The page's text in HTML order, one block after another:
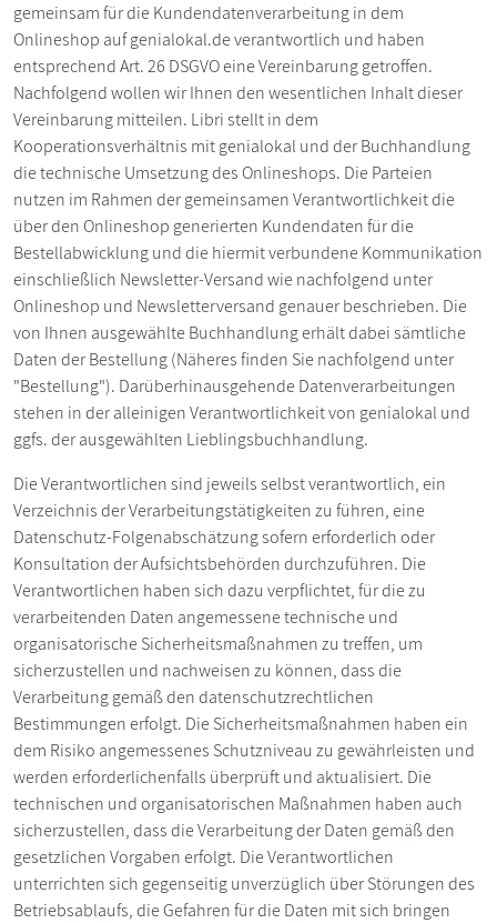
gemeinsam für die Kundendatenverarbeitung in dem
Onlineshop auf genialokal.de verantwortlich und haben
entsprechend Art. 26 DSGVO eine Vereinbarung getroffen.
Nachfolgend wollen wir Ihnen den wesentlichen Inhalt dieser
Vereinbarung mitteilen. Libri stellt in dem
Kooperationsverhältnis mit genialokal und der Buchhandlung
die technische Umsetzung des Onlineshops. Die Parteien
nutzen im Rahmen der gemeinsamen Verantwortlichkeit die
über den Onlineshop generierten Kundendaten für die
Bestellabwicklung und die hiermit verbundene Kommunikation
einschließlich Newsletter-Versand wie nachfolgend unter
Onlineshop und Newsletterversand genauer beschrieben. Die
von Ihnen ausgewählte Buchhandlung erhält dabei sämtliche
Daten der Bestellung (Näheres finden Sie nachfolgend unter
"Bestellung"). Darüberhinausgehende Datenverarbeitungen
stehen in der alleinigen Verantwortlichkeit von genialokal und
ggfs. der ausgewählten Lieblingsbuchhandlung.
Die Verantwortlichen sind jeweils selbst verantwortlich, ein
Verzeichnis der Verarbeitungstätigkeiten zu führen, eine
Datenschutz-Folgenabschätzung sofern erforderlich oder
Konsultation der Aufsichtsbehörden durchzuführen. Die
Verantwortlichen haben sich dazu verpflichtet, für die zu
verarbeitenden Daten angemessene technische und
organisatorische Sicherheitsmaßnahmen zu treffen, um
sicherzustellen und nachweisen zu können, dass die
Verarbeitung gemäß den datenschutzrechtlichen
Bestimmungen erfolgt. Die Sicherheitsmaßnahmen haben ein
dem Risiko angemessenes Schutzniveau zu gewährleisten und
werden erforderlichenfalls überprüft und aktualisiert. Die
technischen und organisatorischen Maßnahmen haben auch
sicherzustellen, dass die Verarbeitung der Daten gemäß den
gesetzlichen Vorgaben erfolgt. Die Verantwortlichen
unterrichten sich gegenseitig unverzüglich über Störungen des
Betriebsablaufs, die Gefahren für die Daten mit sich bringen